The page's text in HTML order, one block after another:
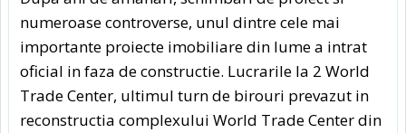
numeroase controverse, unul dintre cele mai
importante proiecte imobiliare din lume a intrat
oficial in faza de constructie. Lucrarile la 2 World
Trade Center, ultimul turn de birouri prevazut in
reconstructia complexului World Trade Center din